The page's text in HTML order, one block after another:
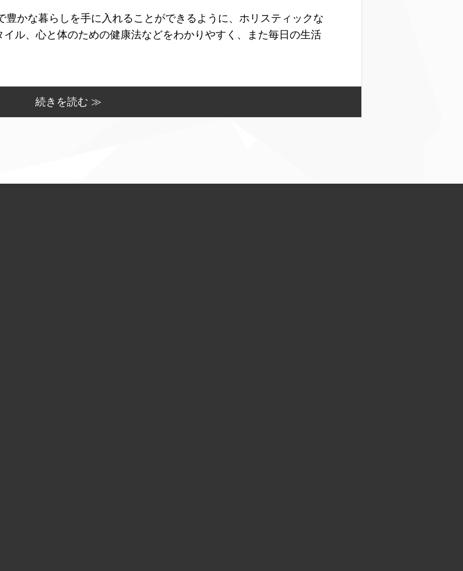
豊かな暮らしを手に入れることができるように、ホリスティックな
ル、心と体のための健康法などをわかりやすく、また毎日の生活
続きを読む ≫